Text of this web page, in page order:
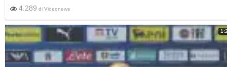
4.289 di Videonews